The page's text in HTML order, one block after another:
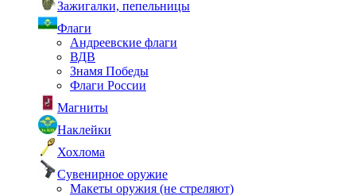
Зажигалки, пепельницы
Флаги
Андреевские флаги
ВДВ
Знамя Победы
Флаги России
Магниты
Наклейки
Хохлома
Сувенирное оружие
Макеты оружия (не стреляют)